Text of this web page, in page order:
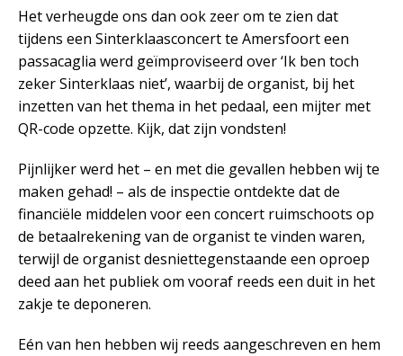
Het verheugde ons dan ook zeer om te zien dat
tijdens een Sinterklaasconcert te Amersfoort een
passacaglia werd geïmproviseerd over ‘Ik ben toch
zeker Sinterklaas niet’, waarbij de organist, bij het
inzetten van het thema in het pedaal, een mijter met
QR-code opzette. Kijk, dat zijn vondsten!
Pijnlijker werd het – en met die gevallen hebben wij te
maken gehad! – als de inspectie ontdekte dat de
financiële middelen voor een concert ruimschoots op
de betaalrekening van de organist te vinden waren,
terwijl de organist desniettegenstaande een oproep
deed aan het publiek om vooraf reeds een duit in het
zakje te deponeren.
Eén van hen hebben wij reeds aangeschreven en hem